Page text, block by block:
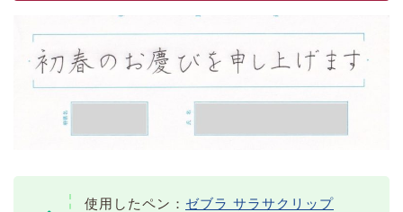
使用したペン： ゼブラ サラサクリップ